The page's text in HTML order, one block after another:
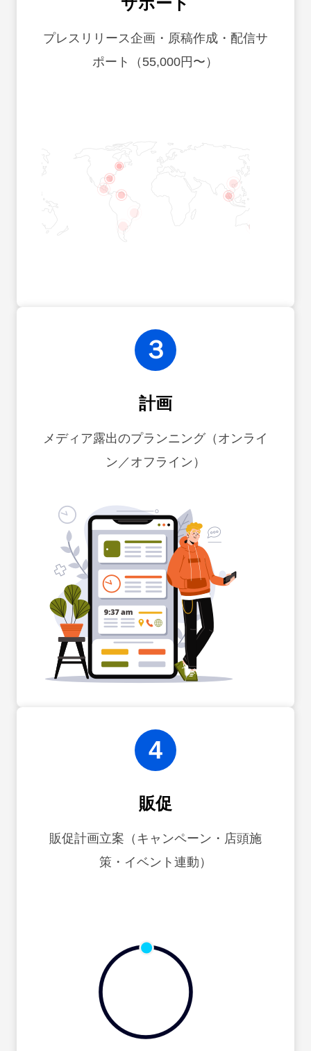
プレスリリース企画・原稿作成・配信サ
ポート（55,000円〜）
３
計画
メディア露出のプランニング（オンライ
ン／オフライン）
4
販促
販促計画立案（キャンペーン・店頭施
策・イベント連動）